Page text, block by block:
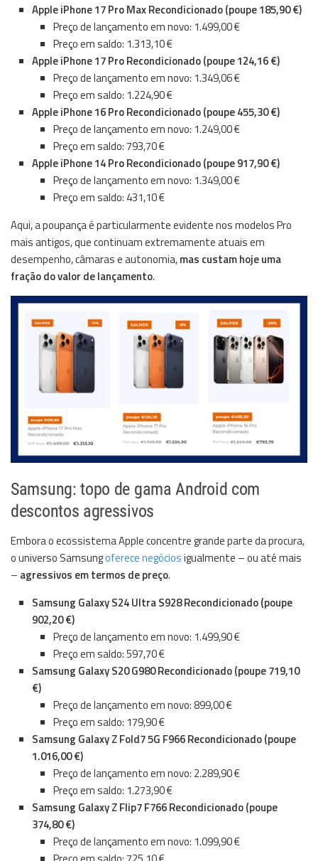
Apple iPhone 17 Pro Max Recondicionado (poupe 185,90 €)
Preço de lançamento em novo: 1.499,00 €
Preço em saldo: 1.313,10 €
Apple iPhone 17 Pro Recondicionado (poupe 124,16 €)
Preço de lançamento em novo: 1.349,06 €
Preço em saldo: 1.224,90 €
Apple iPhone 16 Pro Recondicionado (poupe 455,30 €)
Preço de lançamento em novo: 1.249,00 €
Preço em saldo: 793,70 €
Apple iPhone 14 Pro Recondicionado (poupe 917,90 €)
Preço de lançamento em novo: 1.349,00 €
Preço em saldo: 431,10 €
Aqui, a poupança é particularmente evidente nos modelos Pro
mais antigos, que continuam extremamente atuais em
desempenho, câmaras e autonomia,mas custam hoje uma
fração do valor de lançamento.
Samsung: topo de gama Android com
descontos agressivos
Embora o ecossistema Apple concentre grande parte da procura,
o universo Samsungoferece negóciosigualmente – ou até mais
– agressivos em termos de preço.
Samsung Galaxy S24 Ultra S928 Recondicionado (poupe
902,20 €)
Preço de lançamento em novo: 1.499,90 €
Preço em saldo: 597,70 €
Samsung Galaxy S20 G980 Recondicionado (poupe 719,10
€)
Preço de lançamento em novo: 899,00 €
Preço em saldo: 179,90 €
Samsung Galaxy Z Fold7 5G F966 Recondicionado (poupe
1.016,00 €)
Preço de lançamento em novo: 2.289,90 €
Preço em saldo: 1.273,90 €
Samsung Galaxy Z Flip7 F766 Recondicionado (poupe
374,80 €)
Preço de lançamento em novo: 1.099,90 €